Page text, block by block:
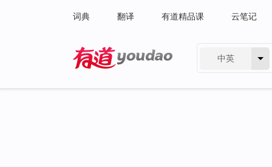
词典 翻译 有道精品课 云笔记
中英